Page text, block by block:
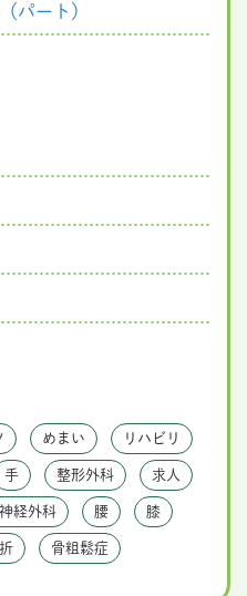
パート）
めまい リハビリ
手 整形外科 求人
経外科 腰 膝
骨粗鬆症